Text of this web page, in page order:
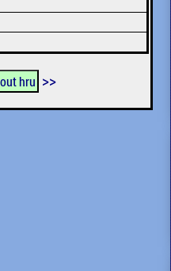
hru >>